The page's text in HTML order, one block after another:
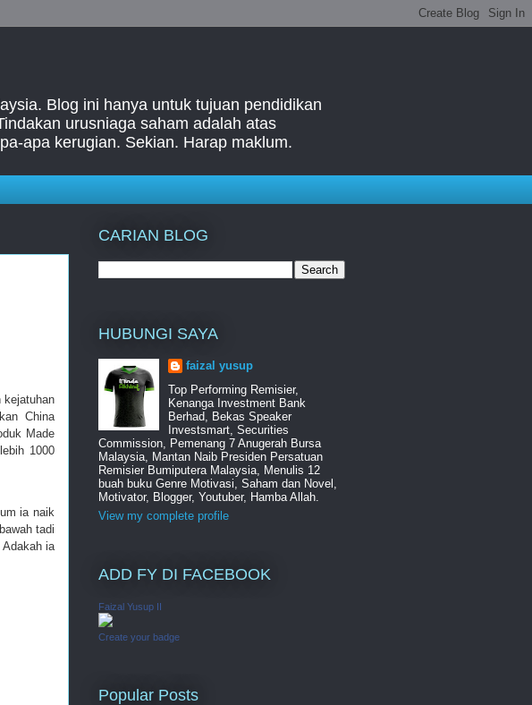
Blog ini hanya untuk tujuan pendidikan
urusniaga saham adalah atas
apa kerugian. Sekian. Harap maklum.
kejatuhan
China
Made
1000
ia naik
tadi
ia
CARIAN BLOG
HUBUNGI SAYA
faizal yusup
Top Performing Remisier,
Kenanga Investment Bank
Berhad, Bekas Speaker
Investsmart, Securities
Commission, Pemenang 7 Anugerah Bursa
Malaysia, Mantan Naib Presiden Persatuan
Remisier Bumiputera Malaysia, Menulis 12
buah buku Genre Motivasi, Saham dan Novel,
Motivator, Blogger, Youtuber, Hamba Allah.
View my complete profile
ADD FY DI FACEBOOK
Faizal Yusup II
Create your badge
Popular Posts